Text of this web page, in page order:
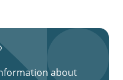
about